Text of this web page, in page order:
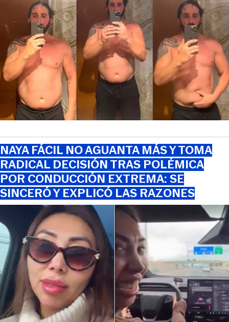
NAYA FÁCIL NO AGUANTA MÁS Y TOMA
RADICAL DECISIÓN TRAS POLÉMICA
POR CONDUCCIÓN EXTREMA: SE
SINCERÓ Y EXPLICÓ LAS RAZONES